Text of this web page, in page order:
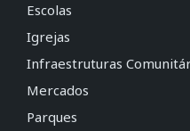
Escolas
Igrejas
Infraestruturas
Mercados
Parques